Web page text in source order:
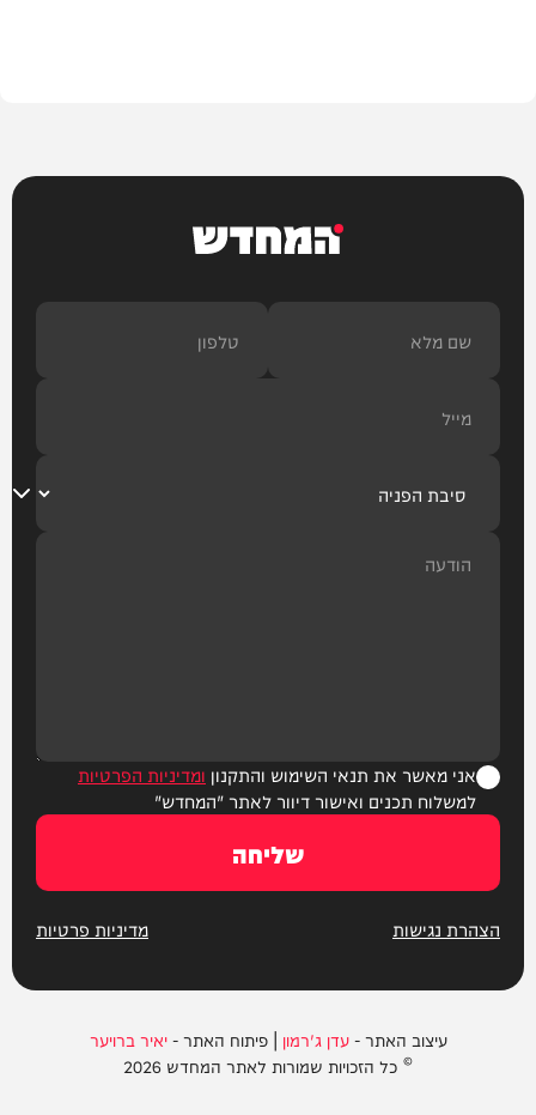
המחדש
אני מאשר את תנאי השימוש והתקנון ומדיניות הפרטיות
למשלוח תכנים ואישור דיוור לאתר "המחדש"
שליחה
הצהרת נגישות מדיניות פרטיות
עיצוב האתר -עדן ג'רמון | פיתוח האתר -יאיר ברויער
© כל הזכויות שמורות לאתר המחדש 2026